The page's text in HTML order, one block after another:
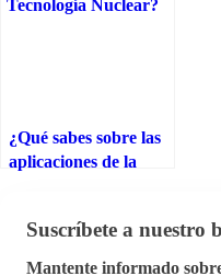
¿Qué sabes sobre las
aplicaciones de la
Suscríbete a nuestro
Mantente informado